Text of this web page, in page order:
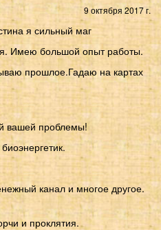
9 октября 2017 г.
я сильный маг
Имею большой опыт работы.
прошлое.Гадаю на картах
вашей проблемы!
канал и многое другое.
и проклятия.